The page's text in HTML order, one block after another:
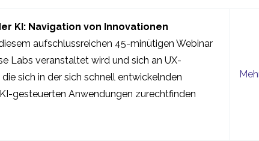
KI: Navigation von Innovationen
aufschlussreichen 45-minütigen Webinar
Labs veranstaltet wird und sich an UX-
die sich in der sich schnell entwickelnden
gesteuerten Anwendungen zurechtfinden